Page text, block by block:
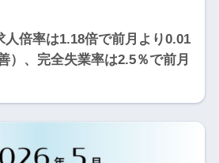
人倍率は1.18倍で前月より0.01
）、完全失業率は2.5％で前月